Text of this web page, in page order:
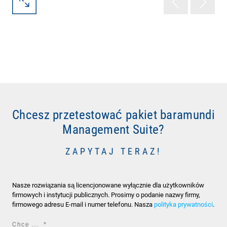
Chcesz przetestować pakiet baramundi
Management Suite?
ZAPYTAJ TERAZ!
Nasze rozwiązania są licencjonowane wyłącznie dla użytkowników
firmowych i instytucji publicznych. Prosimy o podanie nazwy firmy,
firmowego adresu E-mail i numer telefonu. Nasza polityka prywatności.
Chcę ... *